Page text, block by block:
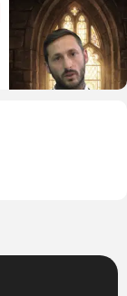
בית המדרש